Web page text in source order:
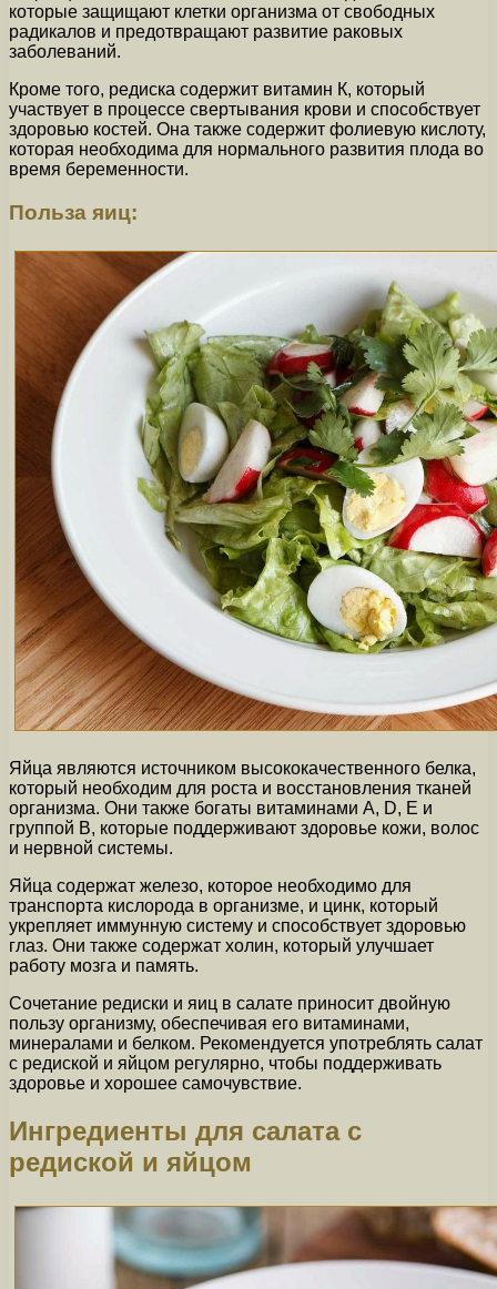
которые защищают клетки организма от свободных
радикалов и предотвращают развитие раковых
заболеваний.
Кроме того, редиска содержит витамин К, который
участвует в процессе свертывания крови и способствует
здоровью костей. Она также содержит фолиевую кислоту,
которая необходима для нормального развития плода во
время беременности.
Польза яиц:
Яйца являются источником высококачественного белка,
который необходим для роста и восстановления тканей
организма. Они также богаты витаминами A, D, E и
группой В, которые поддерживают здоровье кожи, волос
и нервной системы.
Яйца содержат железо, которое необходимо для
транспорта кислорода в организме, и цинк, который
укрепляет иммунную систему и способствует здоровью
глаз. Они также содержат холин, который улучшает
работу мозга и память.
Сочетание редиски и яиц в салате приносит двойную
пользу организму, обеспечивая его витаминами,
минералами и белком. Рекомендуется употреблять салат
с редиской и яйцом регулярно, чтобы поддерживать
здоровье и хорошее самочувствие.
Ингредиенты для салата с
редиской и яйцом